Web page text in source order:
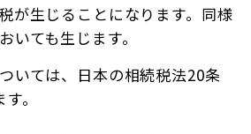
が生じることになります。同様
いても生じます。
いては、日本の相続税法20条
。